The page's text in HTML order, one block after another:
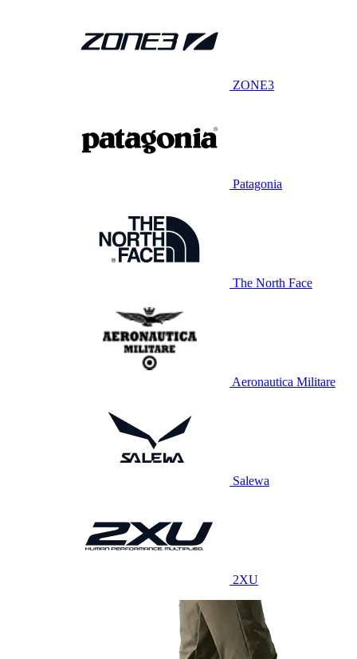
ZONE3
Patagonia
The North Face
Aeronautica Militare
Salewa
2XU